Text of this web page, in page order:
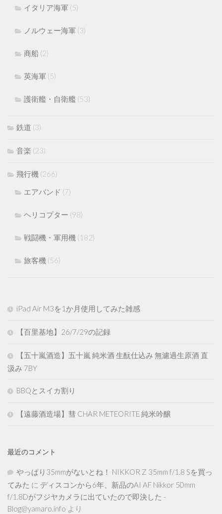
イタリア海軍 (5)
ノルウェー海軍 (3)
商船 (2)
英海軍 (5)
護衛艦・自衛艦 (53)
鉄道 (3)
音楽 (23)
飛行機 (266)
エアバンド (7)
ヘリコプター (98)
戦闘機・軍用機 (182)
旅客機 (56)
iPad Air M3を1か月使用してみた雑感
【百里基地】26/7/29の記録
【五十嵐酒造】五十嵐 純米酒 生酛仕込み 無濾過生原酒 直
汲み 7BY
BBQとスイカ割り
【遠藤酒造場】彗 CHAR METEORITE 純米吟醸
最近のコメント
やっぱり35mmがないとね！ NIKKOR Z 35mm f/1.8 Sを買っ
てみた に ディスコンから6年、新品のAI AF Nikkor 50mm
f/1.8Dがフジヤカメラに出ていたので即決した -
Blog@yamaro.info より